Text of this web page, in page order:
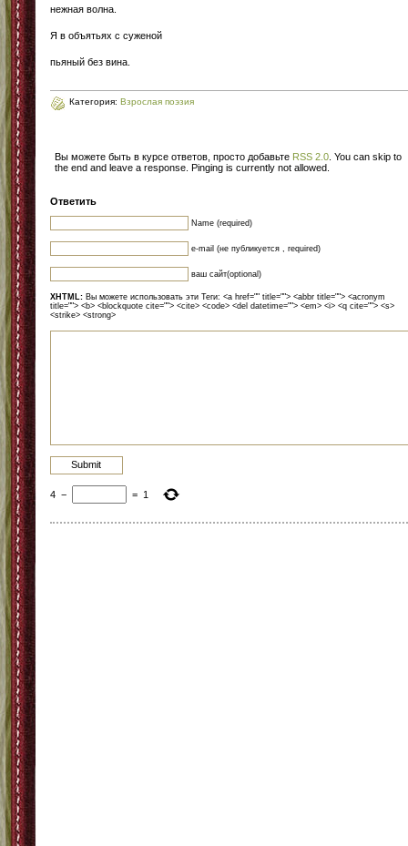
нежная волна.
Я в объятьях с суженой
пьяный без вина.
Категория: Взрослая поэзия
Вы можете быть в курсе ответов, просто добавьте RSS 2.0 . You can skip to
the end and leave a response. Pinging is currently not allowed.
Ответить
Name (required)
e-mail (не публикуется , required)
ваш сайт(optional)
XHTML: Вы можете использовать эти Теги: <a href="" title=""> <abbr title=""> <acronym
title=""> <b> <blockquote cite=""> <cite> <code> <del datetime=""> <em> <i> <q cite=""> <s>
<strike> <strong>
4 − = 1